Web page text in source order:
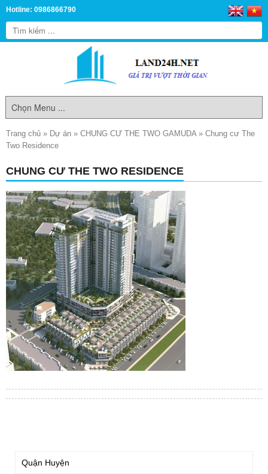
Hotline: 0986866790
Trang chủ » Dự án » CHUNG CƯ THE TWO GAMUDA» Chung cư The
Two Residence
CHUNG CƯ THE TWO RESIDENCE